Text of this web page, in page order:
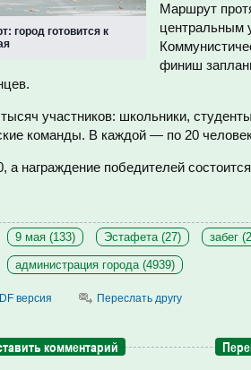
город готовится к
Маршрут
центральным
финиш
участников: школьники,
команды. В каждой — по 20
а награждение победителей
9 мая (133) Эстафета (27)
забег
администрация города (4939)
версия Переслать другу
комментарий